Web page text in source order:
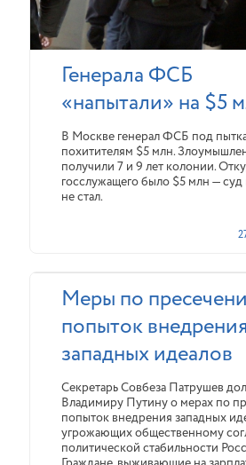
Генерала ФСБ
«напытали» на $5
В Москве генерал ФСБ под
похитителям $5 млн.
получили 7 и 9 лет колонии.
госслужащего было $5 млн — суд
не стал.
Меры по
попыток внедрения
западных идеалов
Секретарь Совбеза Патрушев
Владимиру Путину о мерах по
попыток внедрения западных
угрожающих общественному
политической стабильности